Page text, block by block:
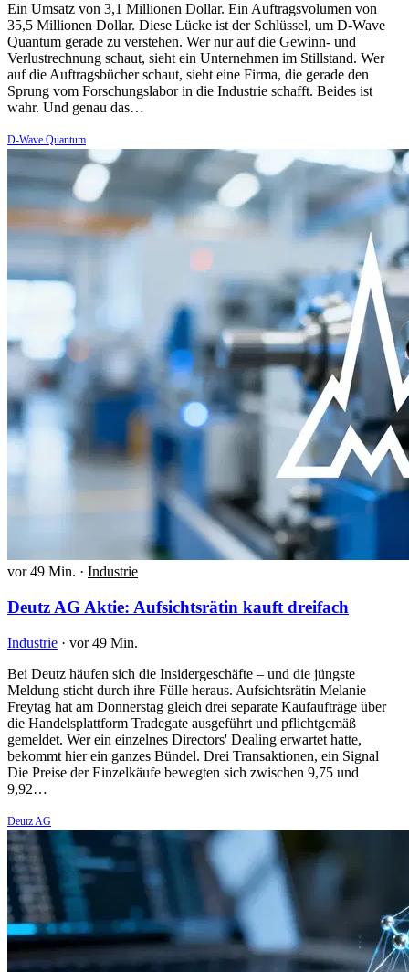
Ein Umsatz von 3,1 Millionen Dollar. Ein Auftragsvolumen von
35,5 Millionen Dollar. Diese Lücke ist der Schlüssel, um D-Wave
Quantum gerade zu verstehen. Wer nur auf die Gewinn- und
Verlustrechnung schaut, sieht ein Unternehmen im Stillstand. Wer
auf die Auftragsbücher schaut, sieht eine Firma, die gerade den
Sprung vom Forschungslabor in die Industrie schafft. Beides ist
wahr. Und genau das…
D-Wave Quantum
vor 49 Min. · Industrie
Deutz AG Aktie: Aufsichtsrätin kauft dreifach
Industrie · vor 49 Min.
Bei Deutz häufen sich die Insidergeschäfte – und die jüngste
Meldung sticht durch ihre Fülle heraus. Aufsichtsrätin Melanie
Freytag hat am Donnerstag gleich drei separate Kaufaufträge über
die Handelsplattform Tradegate ausgeführt und pflichtgemäß
gemeldet. Wer ein einzelnes Directors' Dealing erwartet hatte,
bekommt hier ein ganzes Bündel. Drei Transaktionen, ein Signal
Die Preise der Einzelkäufe bewegten sich zwischen 9,75 und
9,92…
Deutz AG